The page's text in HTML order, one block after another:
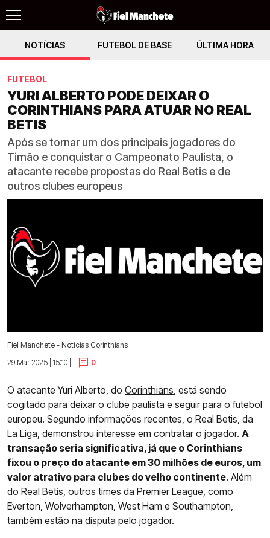
NOTÍCIAS FUTEBOL DE BASE ÚLTIMA HORA
FUTEBOL
YURI ALBERTO PODE DEIXAR O
CORINTHIANS PARA ATUAR NO REAL
BETIS
Após se tornar um dos principais jogadores do
Timão e conquistar o Campeonato Paulista, o
atacante recebe propostas do Real Betis e de
outros clubes europeus
Fiel Manchete - Notícias Corinthians
29 Mar 2025 | 15:10 |
0
O atacante Yuri Alberto, do Corinthians, está sendo
cogitado para deixar o clube paulista e seguir para o futebol
europeu. Segundo informações recentes, o Real Betis, da
La Liga, demonstrou interesse em contratar o jogador. A
transação seria significativa, já que o Corinthians
fixou o preço do atacante em 30 milhões de euros, um
valor atrativo para clubes do velho continente. Além
do Real Betis, outros times da Premier League, como
Everton, Wolverhampton, West Ham e Southampton,
também estão na disputa pelo jogador.